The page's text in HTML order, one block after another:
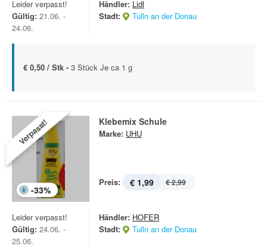
Leider verpasst!
Gültig: 21.06. -
24.06.
Händler: Lidl
Stadt:
Tulln an der Donau
€ 0,50 / Stk - 3 Stück Je ca 1 g
Verpasst!
-33%
Klebemix Schule
Marke: UHU
Preis: € 1,99 € 2,99
Leider verpasst!
Gültig: 24.06. -
25.06.
Händler: HOFER
Stadt:
Tulln an der Donau